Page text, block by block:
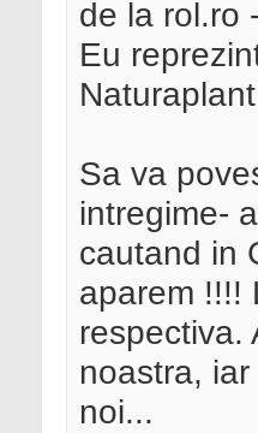
de la rol.ro
Eu
Sa va
intregime-
cautand in
aparem !!!!
respectiva.
noastra,
noi...